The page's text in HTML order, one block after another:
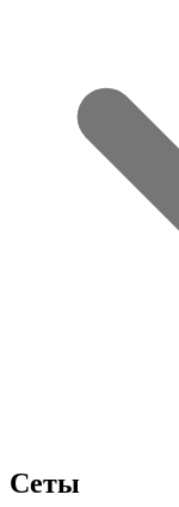
Сеты